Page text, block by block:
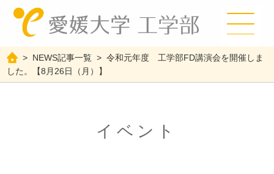
> NEWS記事一覧 > 令和元年度 工学部FD講演会を開催しま
した。【8月26日（月）】
イベント